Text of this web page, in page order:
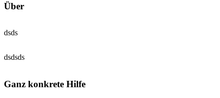
Über
dsds
dsdsds
Ganz konkrete Hilfe